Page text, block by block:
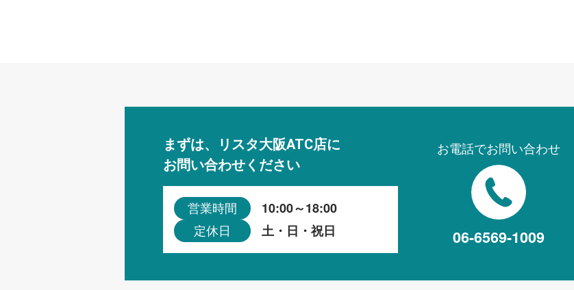
まずは、リスタ大阪ATC店に
お問い合わせください
営業時間 10:00～18:00
定休日 土・日・祝日
お電話でお問い合わせ
06-6569-1009